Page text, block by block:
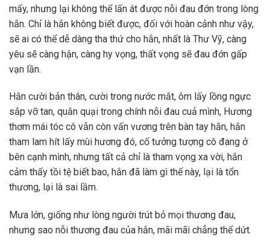
mấy, nhưng lại không thể lấn át được nỗi đau đớn trong lòng
hắn. Chỉ là hắn không biết được, đối với hoàn cảnh như vậy,
sẽ ai có thể dễ dàng tha thứ cho hắn, nhất là Thư Vỹ, càng
yêu sẽ càng hận, càng hy vọng, thất vọng sẽ đau đớn gấp
vạn lần.
Hắn cười bản thân, cười trong nước mắt, ôm lấy lồng ngực
sắp vỡ tan, quằn quại trong chính nỗi đau cuả mình, Hương
thơm mái tóc cô vẫn còn vấn vương trên bàn tay hắn, hắn
tham lam hít lấy mùi hương đó, cố tưởng tượng cô đang ở
bên cạnh mình, nhưng tất cả chỉ là tham vọng xa vời, hắn
cảm thấy tồi tệ biết bao, hắn đã làm gì thế này, lại là tổn
thương, lại là sai lầm.
Mưa lớn, giống như lòng người trút bỏ mọi thương đau,
nhưng sao nỗi thương đau của hắn, mãi mãi chẳng thể dứt.